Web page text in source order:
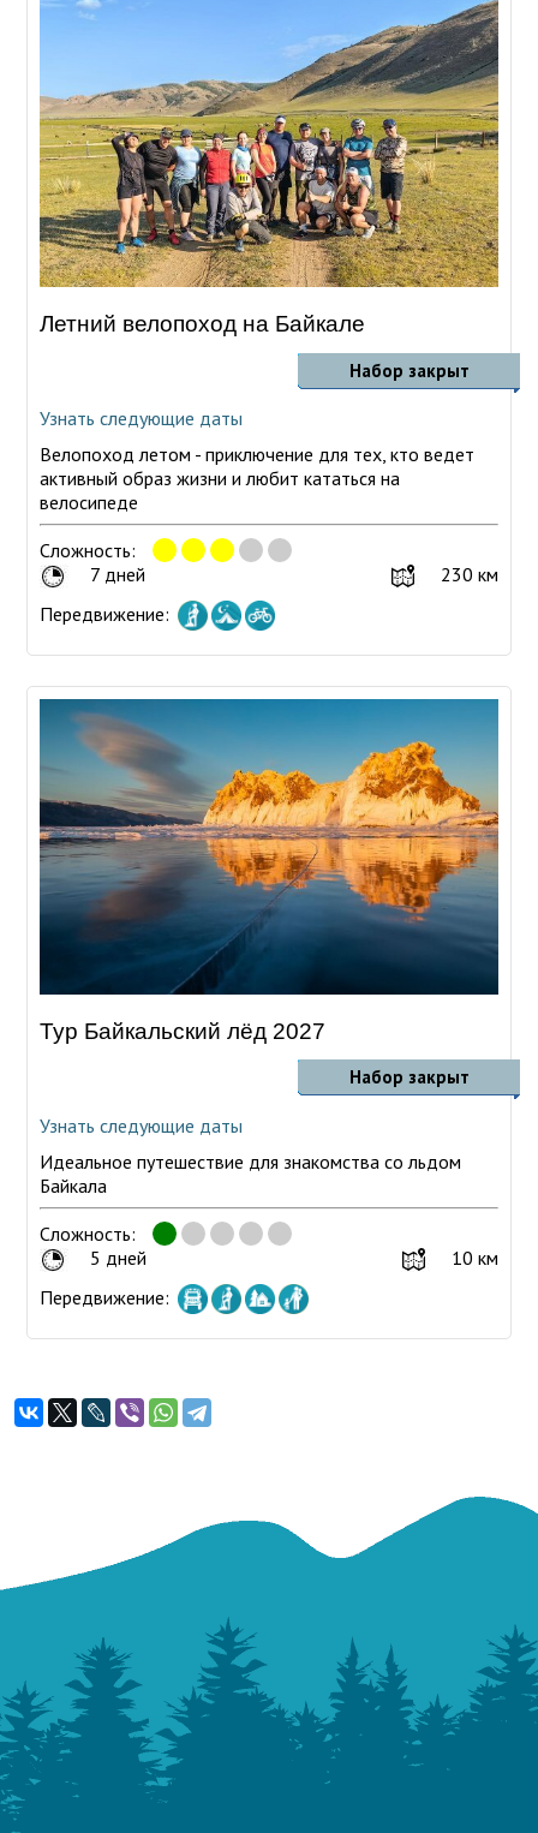
Летний велопоход на Байкале
Набор закрыт
Узнать следующие даты
Велопоход летом - приключение для тех, кто ведет
активный образ жизни и любит кататься на
велосипеде
Сложность:
7 дней
230 км
Передвижение:
Тур Байкальский лёд 2027
Набор закрыт
Узнать следующие даты
Идеальное путешествие для знакомства со льдом
Байкала
Сложность:
5 дней
10 км
Передвижение: